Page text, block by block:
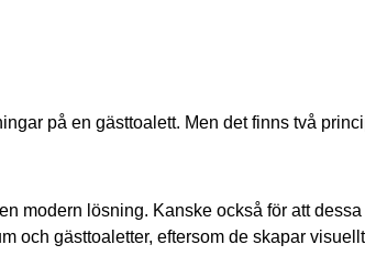
på en gästtoalett. Men det finns två
modern lösning. Kanske också för att
och gästtoaletter, eftersom de skapar